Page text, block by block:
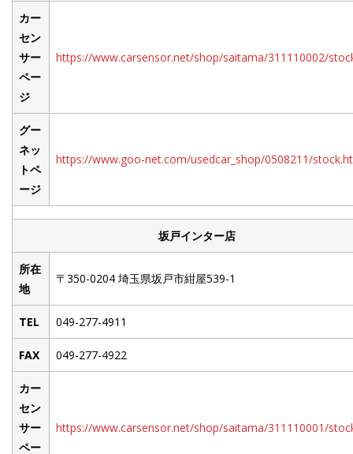
カー
セン
サー
ペー
ジ
https://www.carsensor.net/shop/saitama/311110002/
グー
ネッ
トペ
ージ
https://www.goo-net.com/usedcar_shop/0508211/
坂戸インター店
所在
地
〒350-0204 埼玉県坂戸市紺屋539-1
TEL 049-277-4911
FAX 049-277-4922
カー
セン
サー
ペー
https://www.carsensor.net/shop/saitama/311110001/